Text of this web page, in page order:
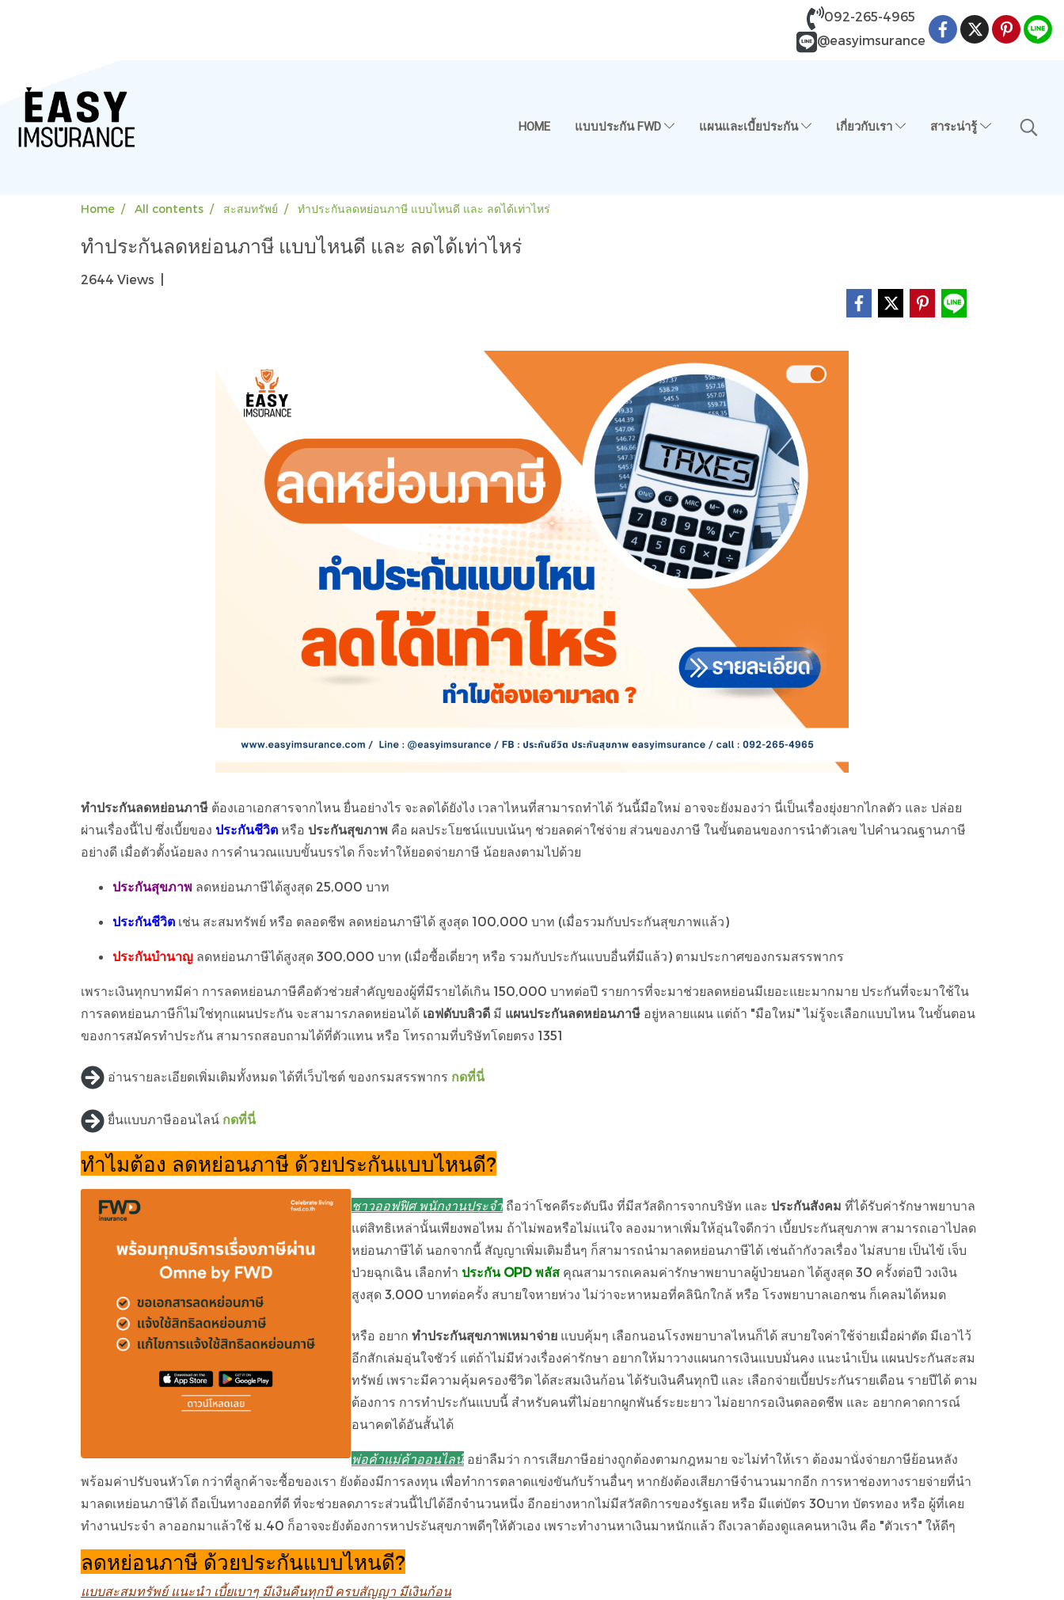
092-265-4965
@easyimsurance
HOME แบบประกัน FWD แผนและเบี้ยประกัน เกี่ยวกับเรา สาระน่ารู้
Home All contents สะสมทรัพย์ ทำประกันลดหย่อนภาษี แบบไหนดี และ ลดได้เท่าไหร่
ทำประกันลดหย่อนภาษี แบบไหนดี และ ลดได้เท่าไหร่
2644 Views
ทำประกันลดหย่อนภาษี ต้องเอาเอกสารจากไหน ยื่นอย่างไร จะลดได้ยังไง เวลาไหนที่สามารถทำได้ วันนี้มือใหม่ อาจจะยังมองว่า นี่เป็นเรื่องยุ่งยากไกลตัว และ ปล่อย
ผ่านเรื่องนี้ไป ซึ่งเบี้ยของ ประกันชีวิต หรือ ประกันสุขภาพ คือ ผลประโยชน์แบบเน้นๆ ช่วยลดค่าใช่จ่าย ส่วนของภาษี ในขั้นตอนของการนำตัวเลข ไปคำนวณฐานภาษี
อย่างดี เมื่อตัวตั้งน้อยลง การคำนวณแบบขั้นบรรได ก็จะทำให้ยอดจ่ายภาษี น้อยลงตามไปด้วย
ประกันสุขภาพ ลดหย่อนภาษีได้สูงสุด 25,000 บาท
ประกันชีวิต เช่น สะสมทรัพย์ หรือ ตลอดชีพ ลดหย่อนภาษีได้ สูงสุด 100,000 บาท (เมื่อรวมกับประกันสุขภาพแล้ว)
ประกันบำนาญ ลดหย่อนภาษีได้สูงสุด 300,000 บาท (เมื่อซื้อเดี่ยวๆ หรือ รวมกับประกันแบบอื่นที่มีแล้ว) ตามประกาศของกรมสรรพากร
เพราะเงินทุกบาทมีค่า การลดหย่อนภาษีคือตัวช่วยสำคัญของผู้ที่มีรายได้เกิน 150,000 บาทต่อปี รายการที่จะมาช่วยลดหย่อนมีเยอะแยะมากมาย ประกันที่จะมาใช้ใน
การลดหย่อนภาษีก็ไม่ใช่ทุกแผนประกัน จะสามารภลดหย่อนได้ เอฟดับบลิวดี มี แผนประกันลดหย่อนภาษี อยู่หลายแผน แต่ถ้า "มือใหม่" ไม่รู้จะเลือกแบบไหน ในขั้นตอน
ของการสมัครทำประกัน สามารถสอบถามได้ที่ตัวแทน หรือ โทรถามที่บริษัทโดยตรง 1351
อ่านรายละเอียดเพิ่มเติมทั้งหมด ได้ที่เว็บไซต์ ของกรมสรรพากร กดที่นี่
ยื่นแบบภาษีออนไลน์ กดที่นี่
ทำไมต้อง ลดหย่อนภาษี ด้วยประกันแบบไหนดี?
ชาวออฟฟิศ พนักงานประจำ ถือว่าโชคดีระดับนึง ที่มีสวัสดิการจากบริษัท และ ประกันสังคม ที่ได้รับค่ารักษาพยาบาล
แต่สิทธิเหล่านั้นเพียงพอไหม ถ้าไม่พอหรือไม่แน่ใจ ลองมาหาเพิ่มให้อุ่นใจดีกว่า เบี้ยประกันสุขภาพ สามารถเอาไปลด
หย่อนภาษีได้ นอกจากนี้ สัญญาเพิ่มเติมอื่นๆ ก็สามารถนำมาลดหย่อนภาษีได้ เช่นถ้ากังวลเรื่อง ไม่สบาย เป็นไข้ เจ็บ
ป่วยฉุกเฉิน เลือกทำ ประกัน OPD พลัส คุณสามารถเคลมค่ารักษาพยาบาลผู้ป่วยนอก ได้สูงสุด 30 ครั้งต่อปี วงเงิน
สูงสุด 3,000 บาทต่อครั้ง สบายใจหายห่วง ไม่ว่าจะหาหมอที่คลินิกใกล้ หรือ โรงพยาบาลเอกชน ก็เคลมได้หมด
หรือ อยาก ทำประกันสุขภาพเหมาจ่าย แบบคุ้มๆ เลือกนอนโรงพยาบาลไหนก็ได้ สบายใจค่าใช้จ่ายเมื่อผ่าตัด มีเอาไว้
อีกสักเล่มอุ่นใจชัวร์ แต่ถ้าไม่มีห่วงเรื่องค่ารักษา อยากให้มาวางแผนการเงินแบบมั่นคง แนะนำเป็น แผนประกันสะสม
ทรัพย์ เพราะมีความคุ้มครองชีวิต ได้สะสมเงินก้อน ได้รับเงินคืนทุกปี และ เลือกจ่ายเบี้ยประกันรายเดือน รายปีได้ ตาม
ต้องการ การทำประกันแบบนี้ สำหรับคนที่ไม่อยากผูกพันธ์ระยะยาว ไม่อยากรอเงินตลอดชีพ และ อยากคาดการณ์
อนาคตได้อันสั้นได้
พ่อค้าแม่ค้าออนไลน์ อย่าลืมว่า การเสียภาษีอย่างถูกต้องตามกฎหมาย จะไม่ทำให้เรา ต้องมานั่งจ่ายภาษีย้อนหลัง
พร้อมค่าปรับจนหัวโต กว่าที่ลูกค้าจะซื้อของเรา ยังต้องมีการลงทุน เพื่อทำการตลาดแข่งขันกับร้านอื่นๆ หากยังต้องเสียภาษีจำนวนมากอีก การหาช่องทางรายจ่ายที่นำ
มาลดเหย่อนภาษีได้ ถือเป็นทางออกที่ดี ที่จะช่วยลดภาระส่วนนี้ไปได้อีกจำนวนหนึ่ง อีกอย่างหากไม่มีสวัสดิการของรัฐเลย หรือ มีแต่บัตร 30บาท บัตรทอง หรือ ผู้ที่เคย
ทำงานประจำ ลาออกมาแล้วใช้ ม.40 ก็อาจจะยังต้องการหาประันสุขภาพดีๆให้ตัวเอง เพราะทำงานหาเงินมาหนักแล้ว ถึงเวลาต้องดูแลคนหาเงิน คือ "ตัวเรา" ให้ดีๆ
ลดหย่อนภาษี ด้วยประกันแบบไหนดี?
แบบสะสมทรัพย์ แนะนำ เบี้ยเบาๆ มีเงินคืนทุกปี ครบสัญญา มีเงินก้อน